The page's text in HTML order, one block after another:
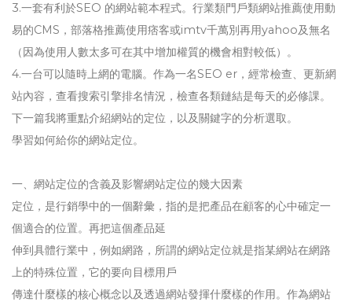
3.一套有利於SEO 的網站範本程式。行業類門戶類網站推薦使用動
易的CMS，部落格推薦使用痞客或imtv千萬別再用yahoo及無名
（因為使用人數太多可在其中增加權質的機會相對較低）。
4.一台可以隨時上網的電腦。作為一名SEO er，經常檢查、更新網
站內容，查看搜索引擎排名情況，檢查各類鏈結是每天的必修課。
下一篇我將重點介紹網站的定位，以及關鍵字的分析選取。
學習如何給你的網站定位。
一、網站定位的含義及影響網站定位的幾大因素
定位，是行銷學中的一個辭彙，指的是把產品在顧客的心中確定一
個適合的位置。再把這個產品延
伸到具體行業中，例如網路，所謂的網站定位就是指某網站在網路
上的特殊位置，它的要向目標用戶
傳達什麼樣的核心概念以及透過網站發揮什麼樣的作用。作為網站